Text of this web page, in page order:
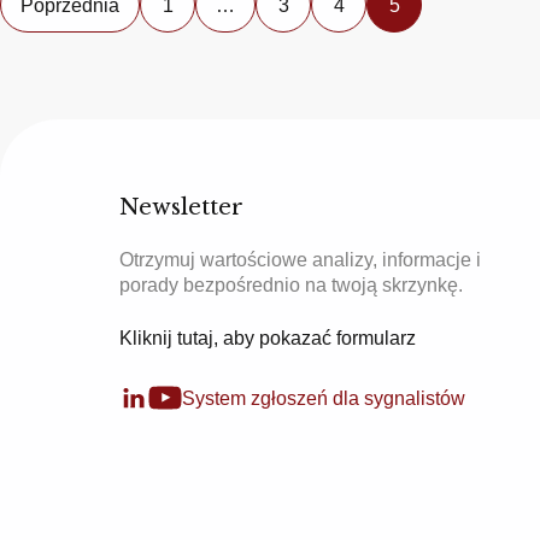
Poprzednia 1 … 3 4 5
Newsletter
Otrzymuj wartościowe analizy, informacje i
porady bezpośrednio na twoją skrzynkę.
Kliknij tutaj, aby pokazać formularz
System zgłoszeń dla sygnalistów